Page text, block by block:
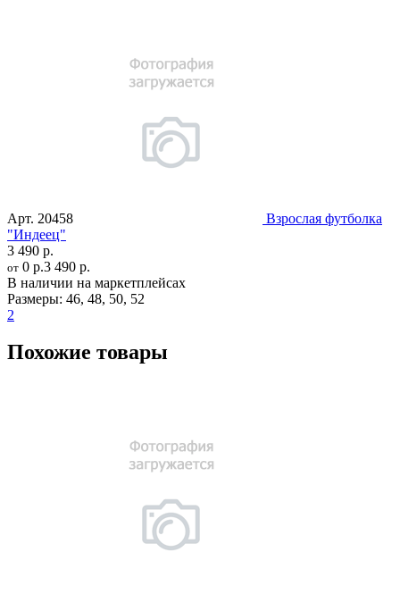
Арт. 20458
Взрослая футболка
"Индеец"
3 490 р.
от 0 р.3 490 р.
В наличии на маркетплейсах
Размеры: 46, 48, 50, 52
2
Похожие товары